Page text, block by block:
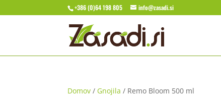
+386 (0)64 198 805 info@zasadi.si
Domov / Gnojila / Remo Bloom 500 ml